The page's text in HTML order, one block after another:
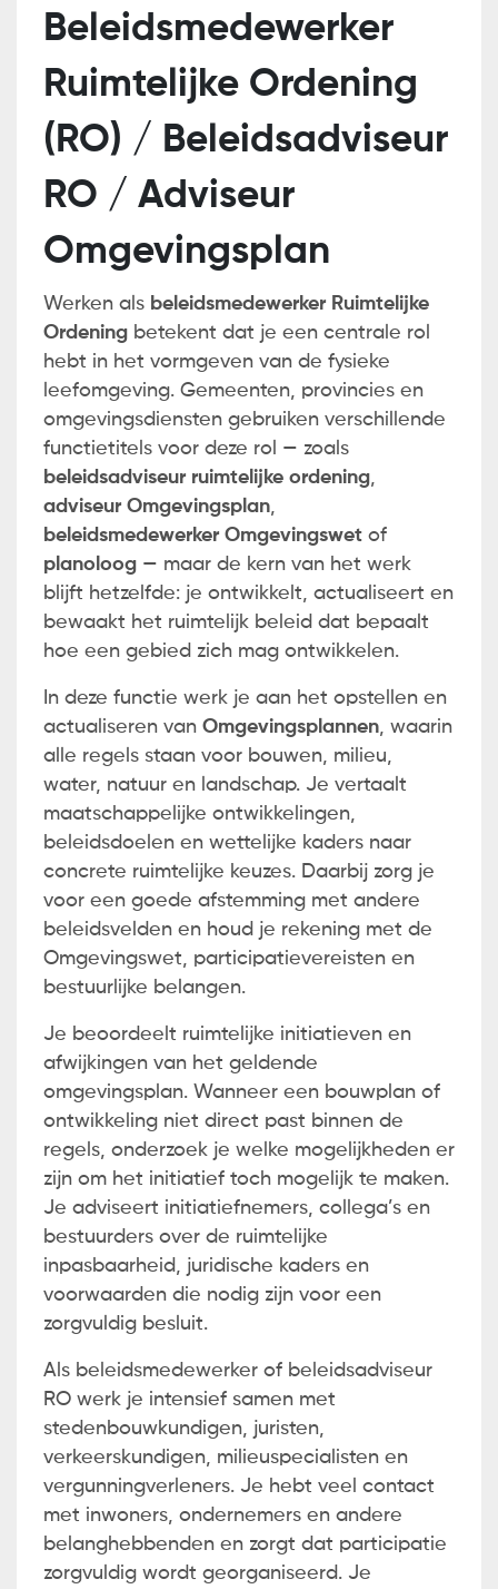
Beleidsmedewerker
Ruimtelijke Ordening
(RO) / Beleidsadviseur
RO / Adviseur
Omgevingsplan
Werken als beleidsmedewerker Ruimtelijke
Ordening betekent dat je een centrale rol
hebt in het vormgeven van de fysieke
leefomgeving. Gemeenten, provincies en
omgevingsdiensten gebruiken verschillende
functietitels voor deze rol — zoals
beleidsadviseur ruimtelijke ordening,
adviseur Omgevingsplan,
beleidsmedewerker Omgevingswet of
planoloog — maar de kern van het werk
blijft hetzelfde: je ontwikkelt, actualiseert en
bewaakt het ruimtelijk beleid dat bepaalt
hoe een gebied zich mag ontwikkelen.
In deze functie werk je aan het opstellen en
actualiseren van Omgevingsplannen, waarin
alle regels staan voor bouwen, milieu,
water, natuur en landschap. Je vertaalt
maatschappelijke ontwikkelingen,
beleidsdoelen en wettelijke kaders naar
concrete ruimtelijke keuzes. Daarbij zorg je
voor een goede afstemming met andere
beleidsvelden en houd je rekening met de
Omgevingswet, participatievereisten en
bestuurlijke belangen.
Je beoordeelt ruimtelijke initiatieven en
afwijkingen van het geldende
omgevingsplan. Wanneer een bouwplan of
ontwikkeling niet direct past binnen de
regels, onderzoek je welke mogelijkheden er
zijn om het initiatief toch mogelijk te maken.
Je adviseert initiatiefnemers, collega’s en
bestuurders over de ruimtelijke
inpasbaarheid, juridische kaders en
voorwaarden die nodig zijn voor een
zorgvuldig besluit.
Als beleidsmedewerker of beleidsadviseur
RO werk je intensief samen met
stedenbouwkundigen, juristen,
verkeerskundigen, milieuspecialisten en
vergunningverleners. Je hebt veel contact
met inwoners, ondernemers en andere
belanghebbenden en zorgt dat participatie
zorgvuldig wordt georganiseerd. Je